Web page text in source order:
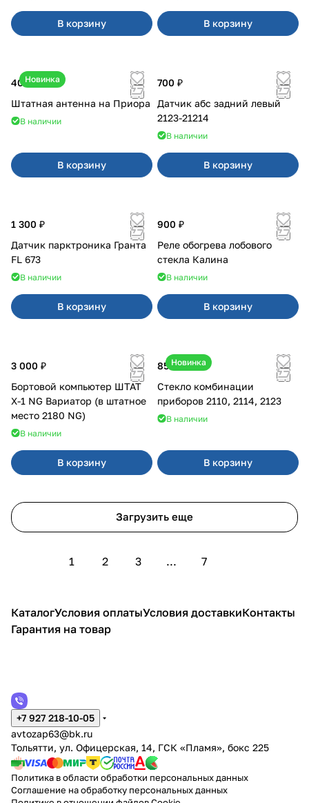
В корзину В корзину
Новинка
400 ₽
Штатная антенна на Приора
В наличии
В корзину
700 ₽
Датчик абс задний левый
2123-21214
В наличии
В корзину
1 300 ₽
Датчик парктроника Гранта
FL 673
В наличии
В корзину
900 ₽
Реле обогрева лобового
стекла Калина
В наличии
В корзину
3 000 ₽
Бортовой компьютер ШТАТ
Х-1 NG Вариатор (в штатное
место 2180 NG)
В наличии
В корзину
Новинка
850 ₽
Стекло комбинации
приборов 2110, 2114, 2123
В наличии
В корзину
Загрузить еще
1 2 3 ... 7
КаталогУсловия оплатыУсловия доставкиКонтакты
Гарантия на товар
+7 927 218-10-05
avtozap63@bk.ru
Тольятти, ул. Офицерская, 14, ГСК «Пламя», бокс 225
Политика в области обработки персональных данных
Соглашение на обработку персональных данных